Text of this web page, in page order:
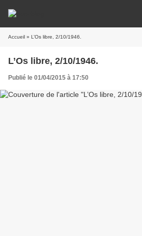
Accueil » L’Os libre, 2/10/1946.
L’Os libre, 2/10/1946.
Publié le 01/04/2015 à 17:50